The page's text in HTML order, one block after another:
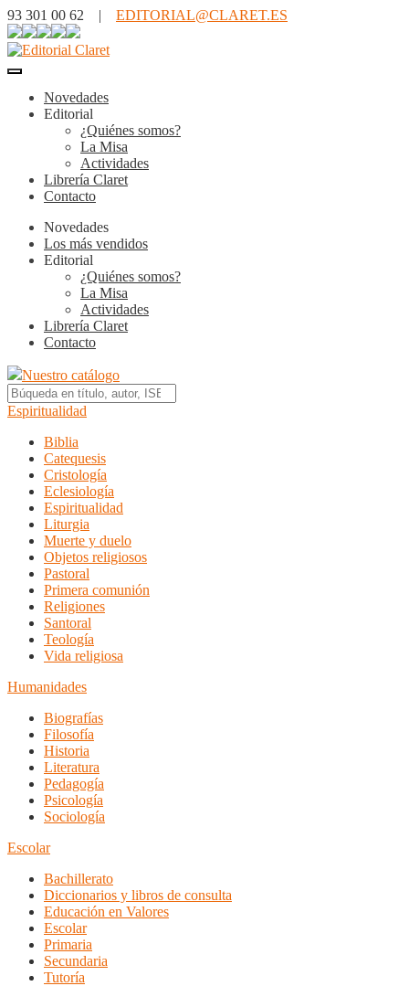
93 301 00 62 | EDITORIAL@CLARET.ES
Novedades
Editorial
¿Quiénes somos?
La Misa
Actividades
Librería Claret
Contacto
Novedades
Los más vendidos
Editorial
¿Quiénes somos?
La Misa
Actividades
Librería Claret
Contacto
Nuestro catálogo
Espiritualidad
Biblia
Catequesis
Cristología
Eclesiología
Espiritualidad
Liturgia
Muerte y duelo
Objetos religiosos
Pastoral
Primera comunión
Religiones
Santoral
Teología
Vida religiosa
Humanidades
Biografías
Filosofía
Historia
Literatura
Pedagogía
Psicología
Sociología
Escolar
Bachillerato
Diccionarios y libros de consulta
Educación en Valores
Escolar
Primaria
Secundaria
Tutoría